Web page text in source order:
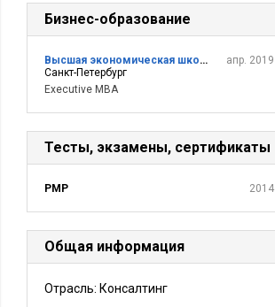
Бизнес-образование
Высшая экономическая школа СПбГЭУ
Санкт-Петербург
Executive MBA
апр. 2019
Тесты, экзамены, сертификаты
PMP 2014
Общая информация
Отрасль: Консалтинг